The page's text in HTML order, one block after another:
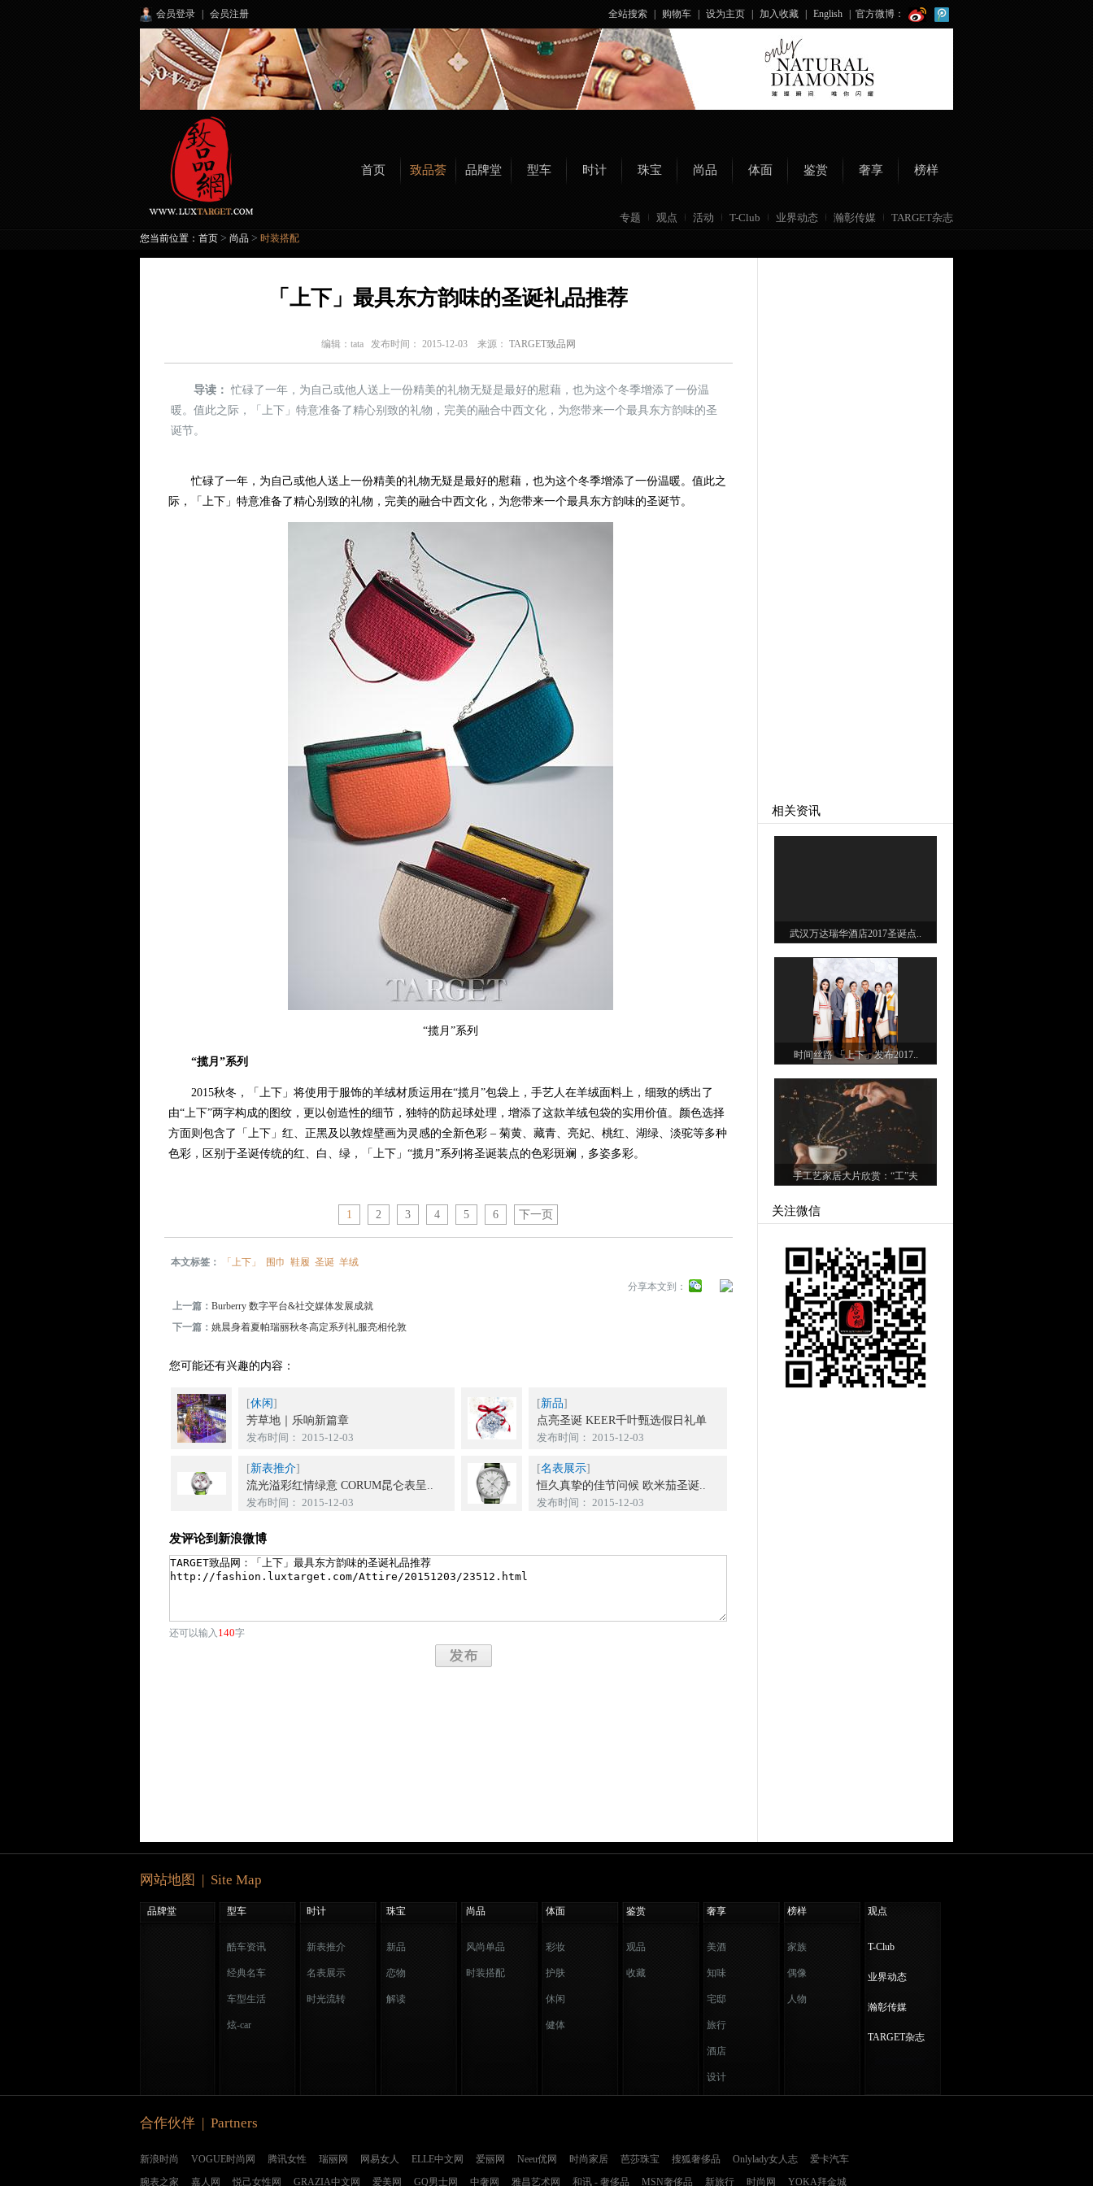
会员登录 会员注册 全站搜索 购物车 设为主页 加入收藏 English 官方微博：
首页 致品荟 品牌堂 型车 时计 珠宝 尚品 体面 鉴赏 奢享 榜样
专题 观点 活动 T-Club 业界动态 瀚彰传媒 TARGET杂志
您当前位置： 首页 > 尚品 > 时装搭配
「上下」最具东方韵味的圣诞礼品推荐
编辑： tata 发布时间： 2015-12-03 来源： TARGET致品网
导读： 忙碌了一年，为自己或他人送上一份精美的礼物无疑是最好的慰藉，也为这个冬季增添了一份温
暖。值此之际，「上下」特意准备了精心别致的礼物，完美的融合中西文化，为您带来一个最具东方韵味的圣
诞节。
忙碌了一年，为自己或他人送上一份精美的礼物无疑是最好的慰藉，也为这个冬季增添了一份温暖。值此之
际，「上下」特意准备了精心别致的礼物，完美的融合中西文化，为您带来一个最具东方韵味的圣诞节。
“揽月”系列
“揽月”系列
2015秋冬，「上下」将使用于服饰的羊绒材质运用在“揽月”包袋上，手艺人在羊绒面料上，细致的绣出了
由“上下”两字构成的图纹，更以创造性的细节，独特的防起球处理，增添了这款羊绒包袋的实用价值。颜色选择
方面则包含了「上下」红、正黑及以敦煌壁画为灵感的全新色彩 – 菊黄、藏青、亮妃、桃红、湖绿、淡驼等多种
色彩，区别于圣诞传统的红、白、绿，「上下」“揽月”系列将圣诞装点的色彩斑斓，多姿多彩。
1 2 3 4 5 6 下一页
本文标签： 「上下」 围巾 鞋履 圣诞 羊绒
分享本文到：
上一篇：Burberry 数字平台&社交媒体发展成就
下一篇：姚晨身着夏帕瑞丽秋冬高定系列礼服亮相伦敦
您可能还有兴趣的内容：
[休闲]
芳草地｜乐响新篇章
发布时间： 2015-12-03
[新品]
点亮圣诞 KEER千叶甄选假日礼单
发布时间： 2015-12-03
[新表推介]
流光溢彩红情绿意 CORUM昆仑表呈..
发布时间： 2015-12-03
[名表展示]
恒久真挚的佳节问候 欧米茄圣诞..
发布时间： 2015-12-03
发评论到新浪微博
还可以输入 140字
相关资讯
武汉万达瑞华酒店2017圣诞点..
时间丝路 「上下」发布2017..
手工艺家居大片欣赏：“工”夫
关注微信
网站地图 | Site Map
品牌堂 型车 时计 珠宝 尚品 体面 鉴赏 奢享 榜样 观点
酷车资讯
经典名车
车型生活
炫-car
新表推介
名表展示
时光流转
新品
恋物
解读
风尚单品
时装搭配
彩妆
护肤
休闲
健体
观品
收藏
美酒
知味
宅邸
旅行
酒店
设计
家族
偶像
人物
T-Club
业界动态
瀚彰传媒
TARGET杂志
合作伙伴 | Partners
新浪时尚 VOGUE时尚网 腾讯女性 瑞丽网 网易女人 ELLE中文网 爱丽网 Neeu优网 时尚家居 芭莎珠宝 搜狐奢侈品 Onlylady女人志
爱卡汽车
腕表之家
嘉人网 悦己女性网 GRAZIA中文网 爱美网 GQ男士网 中奢网 雅昌艺术网 和讯 - 奢侈品 MSN奢侈品 新旅行 时尚网 YOKA拜金城